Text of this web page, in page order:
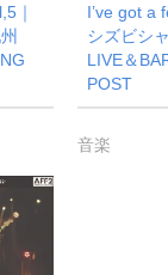
｜
I’ve got a
シズビシ
LIVE＆
POST
音楽